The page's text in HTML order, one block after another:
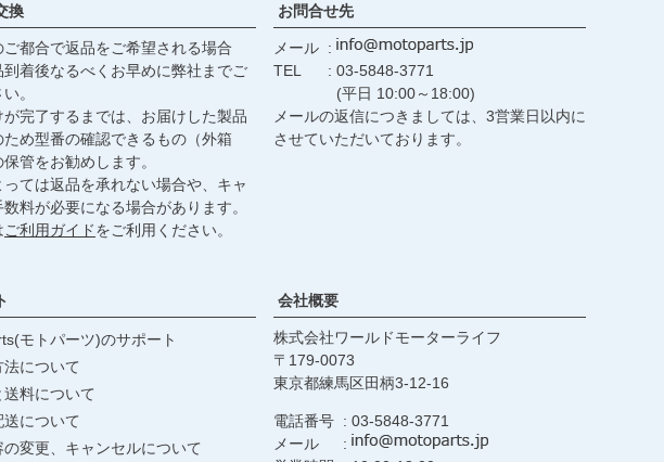
換
ご都合で返品をご希望される場合
到着後なるべくお早めに弊社までご
。
完了するまでは、お届けした製品
ため型番の確認できるもの（外箱
管をお勧めします。
っては返品を承れない場合や、キャ
数料が必要になる場合があります。
ご利用ガイドをご利用ください。
お問合せ先
メール
TEL
03-5848-3771
(平日 10:00～18:00)
メールの返信につきましては、3営業日以内に
させていただいております。
モトパーツ)のサポート
法について
料について
について
変更、キャンセルについて
会社概要
株式会社ワールドモーターライフ
179-0073
東京都練馬区田柄3-12-16
電話番号
03-5848-3771
メール